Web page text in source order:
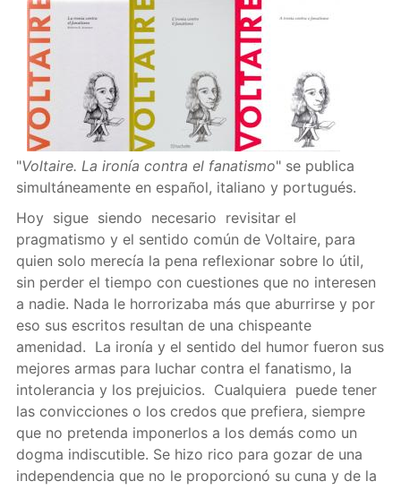
"Voltaire. La ironía contra el fanatismo" se publica
simultáneamente en español, italiano y portugués.
Hoy sigue siendo necesario revisitar el
pragmatismo y el sentido común de Voltaire, para
quien solo merecía la pena reflexionar sobre lo útil,
sin perder el tiempo con cuestiones que no interesen
a nadie. Nada le horrorizaba más que aburrirse y por
eso sus escritos resultan de una chispeante
amenidad. La ironía y el sentido del humor fueron sus
mejores armas para luchar contra el fanatismo, la
intolerancia y los prejuicios. Cualquiera puede tener
las convicciones o los credos que prefiera, siempre
que no pretenda imponerlos a los demás como un
dogma indiscutible. Se hizo rico para gozar de una
independencia que no le proporcionó su cuna y de la